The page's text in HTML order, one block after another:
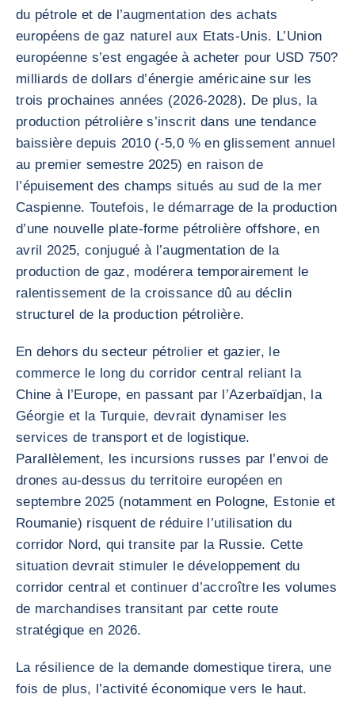
du pétrole et de l’augmentation des achats
européens de gaz naturel aux Etats-Unis. L’Union
européenne s’est engagée à acheter pour USD 750?
milliards de dollars d’énergie américaine sur les
trois prochaines années (2026-2028). De plus, la
production pétrolière s’inscrit dans une tendance
baissière depuis 2010 (-5,0 % en glissement annuel
au premier semestre 2025) en raison de
l’épuisement des champs situés au sud de la mer
Caspienne. Toutefois, le démarrage de la production
d’une nouvelle plate-forme pétrolière offshore, en
avril 2025, conjugué à l’augmentation de la
production de gaz, modérera temporairement le
ralentissement de la croissance dû au déclin
structurel de la production pétrolière.
En dehors du secteur pétrolier et gazier, le
commerce le long du corridor central reliant la
Chine à l’Europe, en passant par l’Azerbaïdjan, la
Géorgie et la Turquie, devrait dynamiser les
services de transport et de logistique.
Parallèlement, les incursions russes par l’envoi de
drones au-dessus du territoire européen en
septembre 2025 (notamment en Pologne, Estonie et
Roumanie) risquent de réduire l’utilisation du
corridor Nord, qui transite par la Russie. Cette
situation devrait stimuler le développement du
corridor central et continuer d’accroître les volumes
de marchandises transitant par cette route
stratégique en 2026.
La résilience de la demande domestique tirera, une
fois de plus, l’activité économique vers le haut.